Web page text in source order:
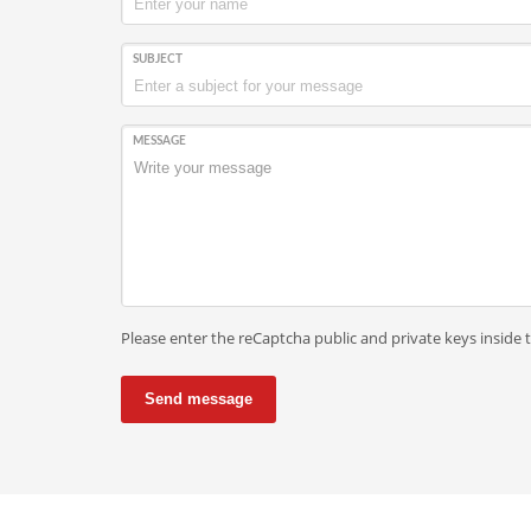
SUBJECT
MESSAGE
Please enter the reCaptcha public and private keys inside
Send message